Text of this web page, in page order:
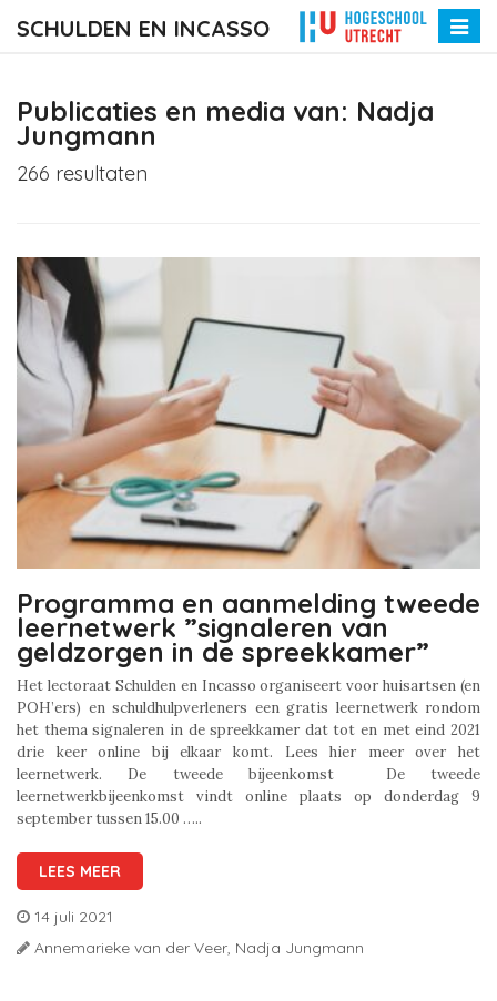
SCHULDEN EN INCASSO
Toggle
Publicaties en media van: Nadja
Jungmann
266 resultaten
Programma en aanmelding tweede
leernetwerk ”signaleren van
geldzorgen in de spreekkamer”
Het lectoraat Schulden en Incasso organiseert voor huisartsen (en
POH’ers) en schuldhulpverleners een gratis leernetwerk rondom
het thema signaleren in de spreekkamer dat tot en met eind 2021
drie keer online bij elkaar komt. Lees hier meer over het
leernetwerk. De tweede bijeenkomst De tweede
leernetwerkbijeenkomst vindt online plaats op donderdag 9
september tussen 15.00 …..
LEES MEER
14 juli 2021
Annemarieke van der Veer, Nadja Jungmann